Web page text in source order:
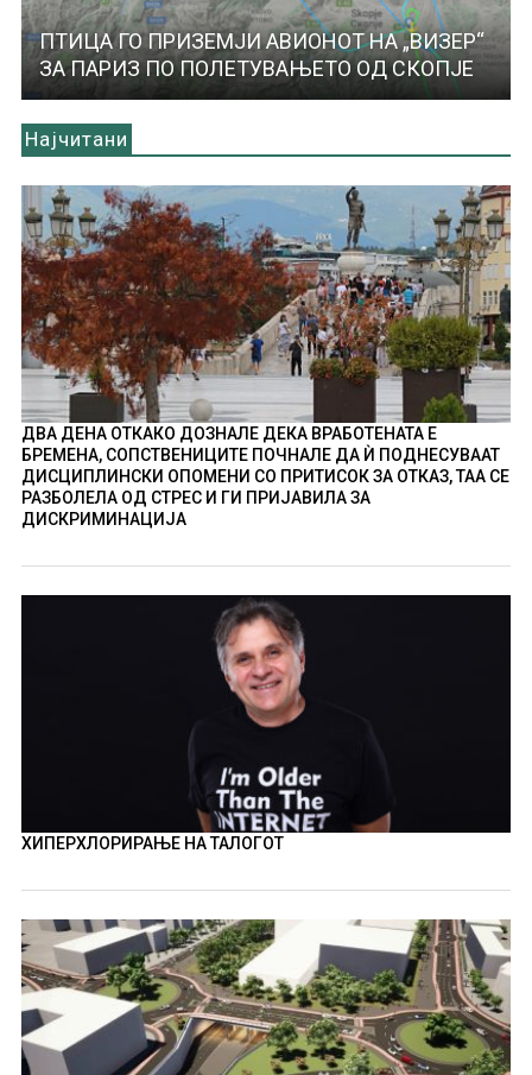
ПТИЦА ГО ПРИЗЕМЈИ АВИОНОТ НА „ВИЗЕР“
ЗА ПАРИЗ ПО ПОЛЕТУВАЊЕТО ОД СКОПЈЕ
Најчитани
ДВА ДЕНА ОТКАКО ДОЗНАЛЕ ДЕКА ВРАБОТЕНАТА Е
БРЕМЕНА, СОПСТВЕНИЦИТЕ ПОЧНАЛЕ ДА Ѝ ПОДНЕСУВААТ
ДИСЦИПЛИНСКИ ОПОМЕНИ СО ПРИТИСОК ЗА ОТКАЗ, ТАА СЕ
РАЗБОЛЕЛА ОД СТРЕС И ГИ ПРИЈАВИЛА ЗА
ДИСКРИМИНАЦИЈА
ХИПЕРХЛОРИРАЊЕ НА ТАЛОГОТ